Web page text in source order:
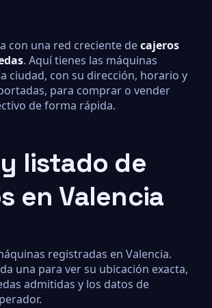
con una red creciente decajeros
. Aquí tienes las máquinas
ciudad, con su dirección, horario y
para comprar o vender
de forma rápida.
listado de
en Valencia
registradas en Valencia.
una para ver su ubicación exacta,
admitidas y los datos de